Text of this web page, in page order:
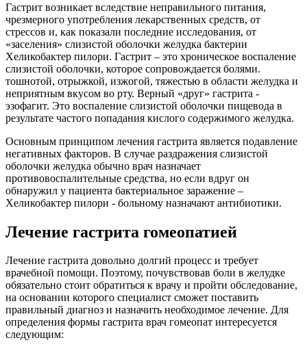
Гастрит возникает вследствие неправильного питания,
чрезмерного употребления лекарственных средств, от
стрессов и, как показали последние исследования, от
«заселения» слизистой оболочки желудка бактерии
Хеликобактер пилори. Гастрит – это хроническое воспаление
слизистой оболочки, которое сопровождается болями.
тошнотой, отрыжкой, изжогой, тяжестью в области желудка и
неприятным вкусом во рту. Верный «друг» гастрита -
эзофагит. Это воспаление слизистой оболочки пищевода в
результате частого попадания кислого содержимого желудка.
Основным принципом лечения гастрита является подавление
негативных факторов. В случае раздражения слизистой
оболочки желудка обычно врач назначает
противовоспалительные средства, но если вдруг он
обнаружил у пациента бактериальное заражение –
Хеликобактер пилори - больному назначают антибиотики.
Лечение гастрита гомеопатией
Лечение гастрита довольно долгий процесс и требует
врачебной помощи. Поэтому, почувствовав боли в желудке
обязательно стоит обратиться к врачу и пройти обследование,
на основании которого специалист сможет поставить
правильный диагноз и назначить необходимое лечение. Для
определения формы гастрита врач гомеопат интересуется
следующим: